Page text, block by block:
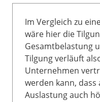
Im Vergleich zu
wäre hier die
Gesamtbelastung
Tilgung verläuft
Unternehmen
werden kann,
Auslastung auch